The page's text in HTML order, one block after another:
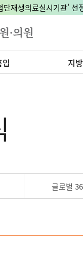
재생의료실시기관' 선
지
글로벌